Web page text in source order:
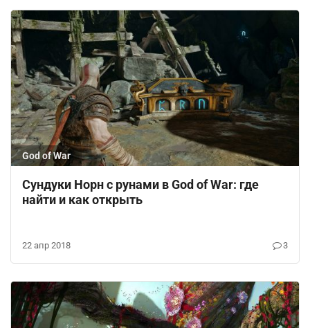
God of War
Сундуки Норн с рунами в God of War: где
найти и как открыть
22 апр 2018 3